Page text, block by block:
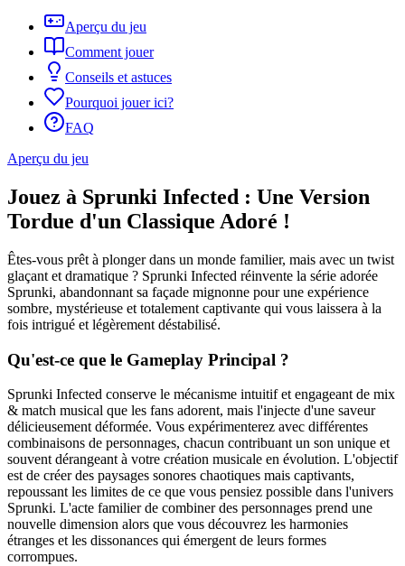
Aperçu du jeu
Comment jouer
Conseils et astuces
Pourquoi jouer ici?
FAQ
Aperçu du jeu
Jouez à Sprunki Infected : Une Version
Tordue d'un Classique Adoré !
Êtes-vous prêt à plonger dans un monde familier, mais avec un twist
glaçant et dramatique ? Sprunki Infected réinvente la série adorée
Sprunki, abandonnant sa façade mignonne pour une expérience
sombre, mystérieuse et totalement captivante qui vous laissera à la
fois intrigué et légèrement déstabilisé.
Qu'est-ce que le Gameplay Principal ?
Sprunki Infected conserve le mécanisme intuitif et engageant de mix
& match musical que les fans adorent, mais l'injecte d'une saveur
délicieusement déformée. Vous expérimenterez avec différentes
combinaisons de personnages, chacun contribuant un son unique et
souvent dérangeant à votre création musicale en évolution. L'objectif
est de créer des paysages sonores chaotiques mais captivants,
repoussant les limites de ce que vous pensiez possible dans l'univers
Sprunki. L'acte familier de combiner des personnages prend une
nouvelle dimension alors que vous découvrez les harmonies
étranges et les dissonances qui émergent de leurs formes
corrompues.